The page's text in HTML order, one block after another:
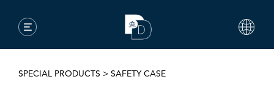
SPECIAL PRODUCTS > SAFETY CASE